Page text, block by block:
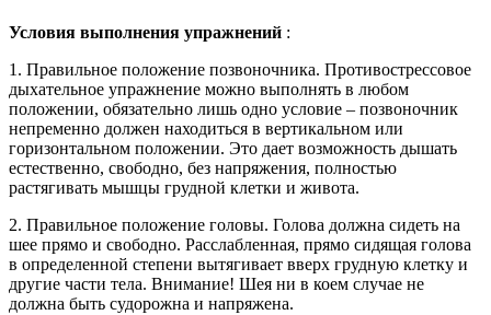
Условия выполнения упражнений :
1. Правильное положение позвоночника. Противострессовое
дыхательное упражнение можно выполнять в любом
положении, обязательно лишь одно условие – позвоночник
непременно должен находиться в вертикальном или
горизонтальном положении. Это дает возможность дышать
естественно, свободно, без напряжения, полностью
растягивать мышцы грудной клетки и живота.
2. Правильное положение головы. Голова должна сидеть на
шее прямо и свободно. Расслабленная, прямо сидящая голова
в определенной степени вытягивает вверх грудную клетку и
другие части тела. Внимание! Шея ни в коем случае не
должна быть судорожна и напряжена.